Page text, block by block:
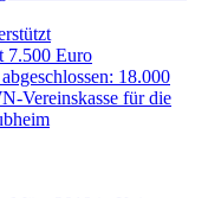
7.500 Euro
18.000
Vereinskasse für die